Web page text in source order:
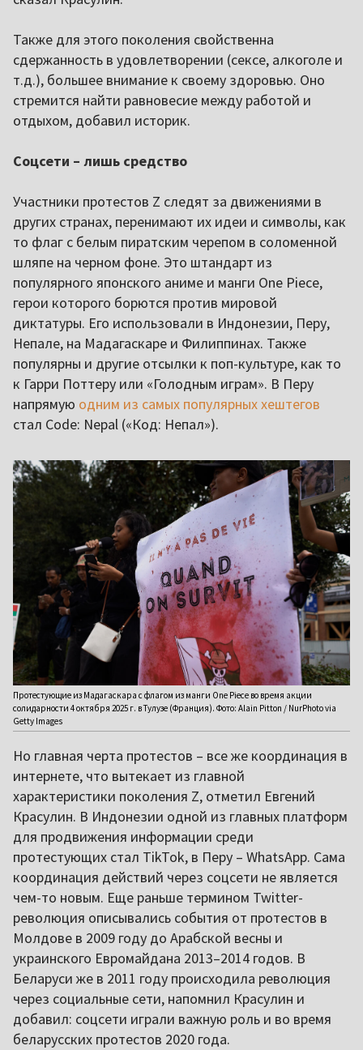
Также для этого поколения свойственна
сдержанность в удовлетворении (сексе, алкоголе и
т.д.), большее внимание к своему здоровью. Оно
стремится найти равновесие между работой и
отдыхом, добавил историк.
Соцсети – лишь средство
Участники протестов Z следят за движениями в
других странах, перенимают их идеи и символы, как
то флаг с белым пиратским черепом в соломенной
шляпе на черном фоне. Это штандарт из
популярного японского аниме и манги One Piece,
герои которого борются против мировой
диктатуры. Его использовали в Индонезии, Перу,
Непале, на Мадагаскаре и Филиппинах. Также
популярны и другие отсылки к поп-культуре, как то
к Гарри Поттеру или «Голодным играм». В Перу
напрямую одним из самых популярных хештегов
стал Code: Nepal («Код: Непал»).
Протестующие из Мадагаскара с флагом из манги One Piece во время акции
солидарности 4 октября 2025 г. в Тулузе (Франция). Фото: Alain Pitton / NurPhoto via
Getty Images
Но главная черта протестов – все же координация в
интернете, что вытекает из главной
характеристики поколения Z, отметил Евгений
Красулин. В Индонезии одной из главных платформ
для продвижения информации среди
протестующих стал TikTok, в Перу – WhatsApp. Сама
координация действий через соцсети не является
чем-то новым. Еще раньше термином Twitter-
революция описывались события от протестов в
Молдове в 2009 году до Арабской весны и
украинского Евромайдана 2013–2014 годов. В
Беларуси же в 2011 году происходила революция
через социальные сети, напомнил Красулин и
добавил: соцсети играли важную роль и во время
беларусских протестов 2020 года.